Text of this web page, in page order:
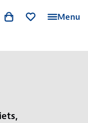
Menu